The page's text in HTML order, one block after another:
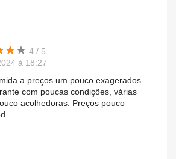
★★
★★ 4 / 5
à 18:27
a preços um pouco exagerados.
com poucas condições, várias
acolhedoras. Preços pouco